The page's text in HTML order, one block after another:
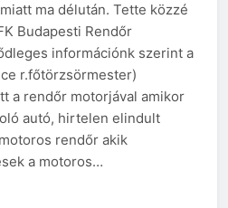
ma délután. Tette közzé
Budapesti Rendőr
információnk szerint a
r.főtörzsörmester)
a rendőr motorjával amikor
autó, hirtelen elindult
rendőr akik
a motoros…